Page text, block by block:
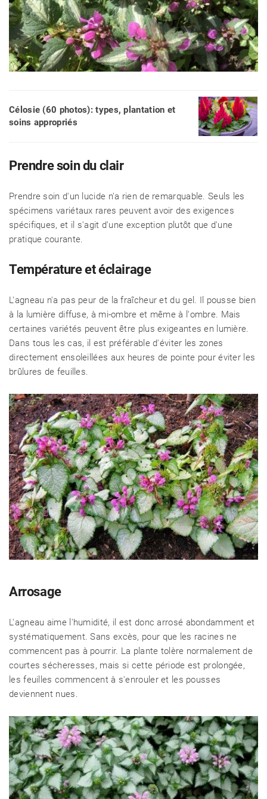
Célosie (60 photos): types, plantation et
soins appropriés
Prendre soin du clair
Prendre soin d'un lucide n'a rien de remarquable. Seuls les
spécimens variétaux rares peuvent avoir des exigences
spécifiques, et il s'agit d'une exception plutôt que d'une
pratique courante.
Température et éclairage
L'agneau n'a pas peur de la fraîcheur et du gel. Il pousse bien
à la lumière diffuse, à mi-ombre et même à l'ombre. Mais
certaines variétés peuvent être plus exigeantes en lumière.
Dans tous les cas, il est préférable d'éviter les zones
directement ensoleillées aux heures de pointe pour éviter les
brûlures de feuilles.
Arrosage
L'agneau aime l'humidité, il est donc arrosé abondamment et
systématiquement. Sans excès, pour que les racines ne
commencent pas à pourrir. La plante tolère normalement de
courtes sécheresses, mais si cette période est prolongée,
les feuilles commencent à s'enrouler et les pousses
deviennent nues.